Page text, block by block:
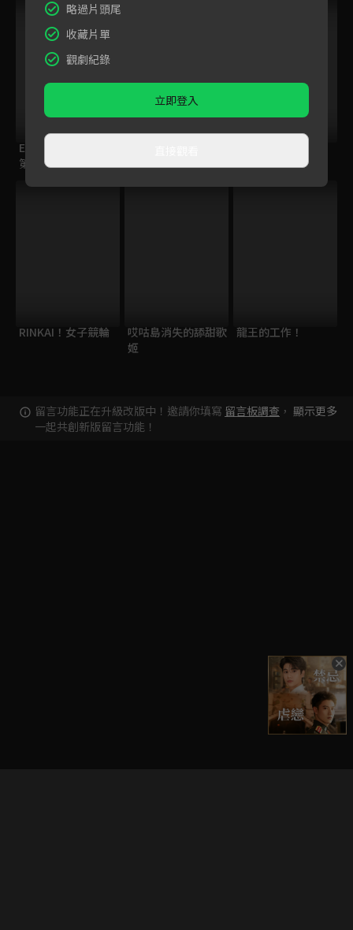
ELTV｜童話任意門
第一季
RINKAI！女子競輪
哎咕島消失的舔甜歌
姬
龍王的工作！
留言功能正在升級改版中！邀請你填寫 留言板調查 ，
一起共創新版留言功能！
顯示更多
略過片頭尾
收藏片單
觀劇紀錄
立即登入